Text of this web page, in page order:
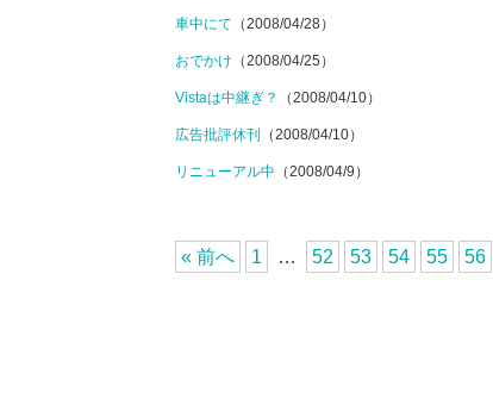
車中にて （2008/04/28）
おでかけ （2008/04/25）
Vistaは中継ぎ？ （2008/04/10）
広告批評休刊 （2008/04/10）
リニューアル中 （2008/04/9）
« 前へ 1 … 52 53 54 55 56